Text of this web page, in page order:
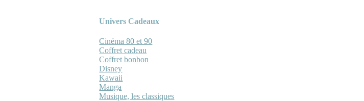
Univers Cadeaux
Cinéma 80 et 90
Coffret cadeau
Coffret bonbon
Disney
Kawaii
Manga
Musique, les classiques